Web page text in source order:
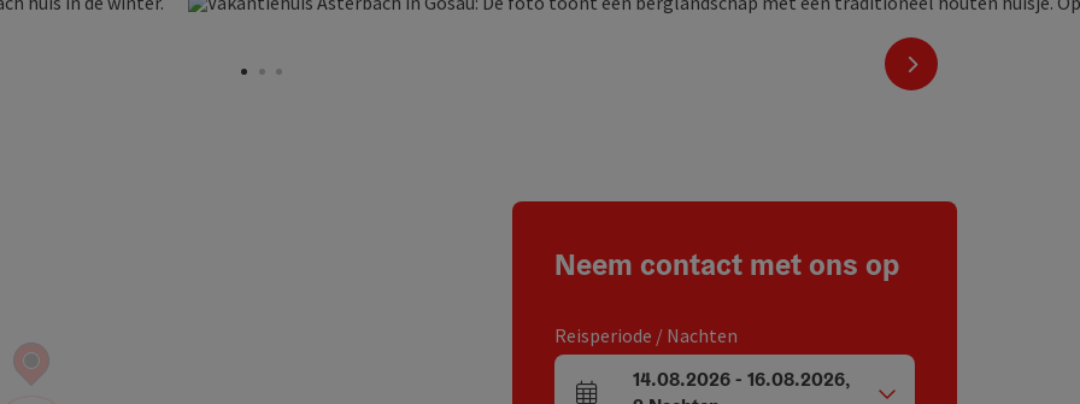
Start Copyright
nächstes Element
Neem contact met ons op
Reisperiode / Nachten
14.08.2026- 16.08.2026,